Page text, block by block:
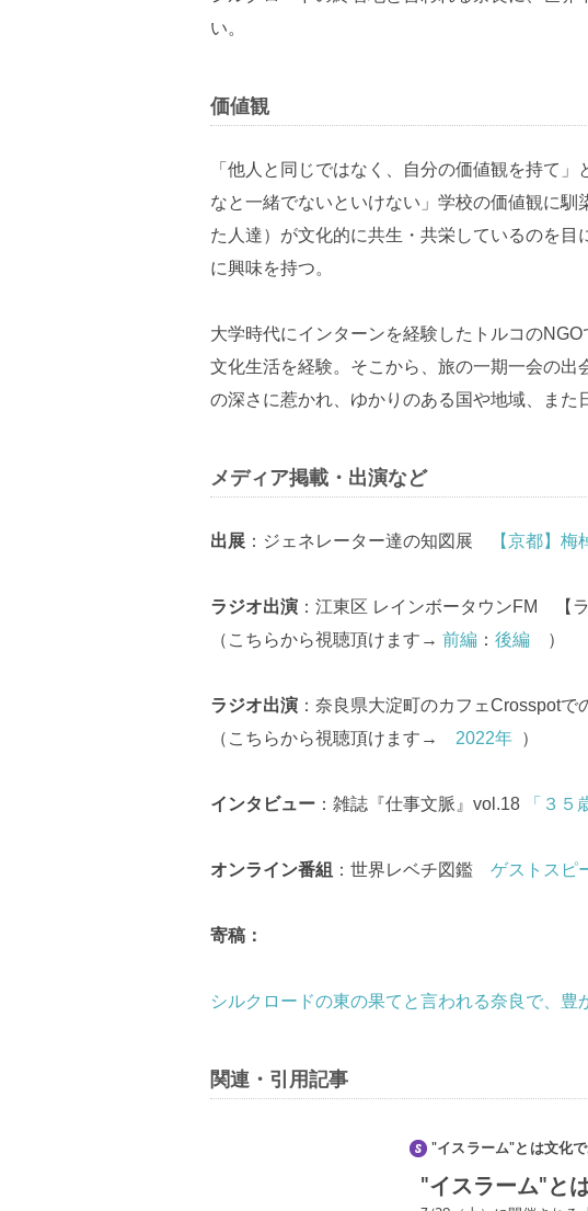
い。
価値観
「他人と同じではなく、自分の価値観を持て
なと一緒でないといけない」学校の価値観に
た人達）が文化的に共生・共栄しているのを
に興味を持つ。
大学時代にインターンを経験したトルコの
文化生活を経験。そこから、旅の一期一会の
の深さに惹かれ、ゆかりのある国や地域、また
メディア掲載・出演など
出展 ：ジェネレーター達の知図展 【京都】
ラジオ出演 ：江東区 レインボータウンFM 【
（こちらから視聴頂けます→ 前編 ： 後編 ）
ラジオ出演 ：奈良県大淀町のカフェCrosspot
（こちらから視聴頂けます→ 2022年 ）
インタビュー ：雑誌『仕事文脈』vol.18 「３５
オンライン番組 ：世界レベチ図鑑 ゲストスピ
寄稿：
シルクロードの東の果てと言われる奈良で、豊
関連・引用記事